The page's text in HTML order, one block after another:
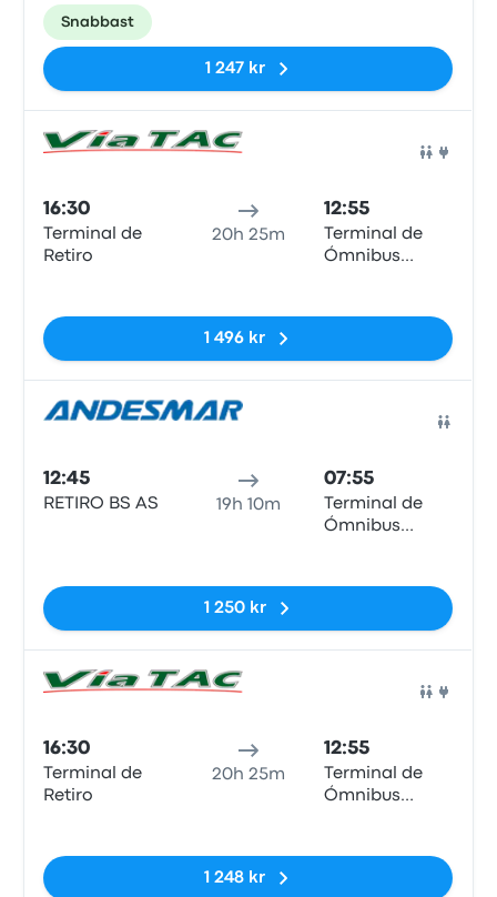
Dellepiane
Snabbast
1 247 kr
16:30
Terminal de
Retiro
20h 25m
12:55
Terminal de
Ómnibus
1 496 kr
12:45
RETIRO BS AS 19h 10m
07:55
Terminal de
Ómnibus
1 250 kr
16:30
Terminal de
Retiro
20h 25m
12:55
Terminal de
Ómnibus
1 248 kr